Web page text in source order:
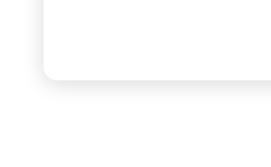
Métiers en tension : ECF